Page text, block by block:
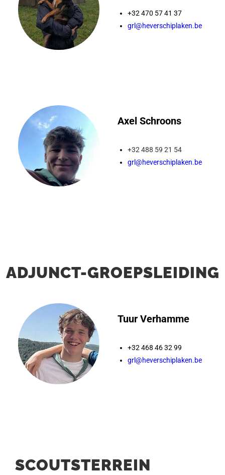
+32 470 57 41 37
grl@heverschiplaken.be
Axel Schroons
+32 488 59 21 54
grl@heverschiplaken.be
ADJUNCT-GROEPSLEIDING
Tuur Verhamme
+32 468 46 32 99
grl@heverschiplaken.be
SCOUTSTERREIN